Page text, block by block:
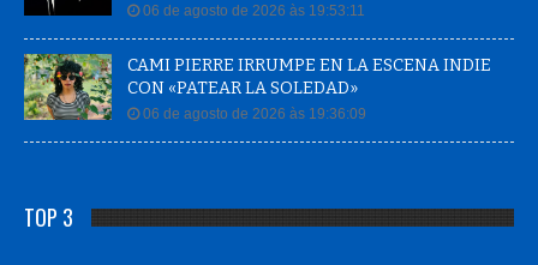
06 de agosto de 2026 às 19:53:11
CAMI PIERRE IRRUMPE EN LA ESCENA INDIE
CON «PATEAR LA SOLEDAD»
06 de agosto de 2026 às 19:36:09
TOP 3